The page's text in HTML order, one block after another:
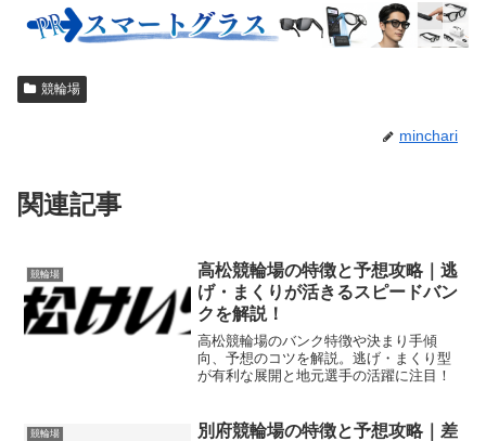
競輪場
minchari
関連記事
競輪場
高松競輪場の特徴と予想攻略｜逃
げ・まくりが活きるスピードバン
クを解説！
高松競輪場のバンク特徴や決まり手傾
向、予想のコツを解説。逃げ・まくり型
が有利な展開と地元選手の活躍に注目！
競輪場
別府競輪場の特徴と予想攻略｜差